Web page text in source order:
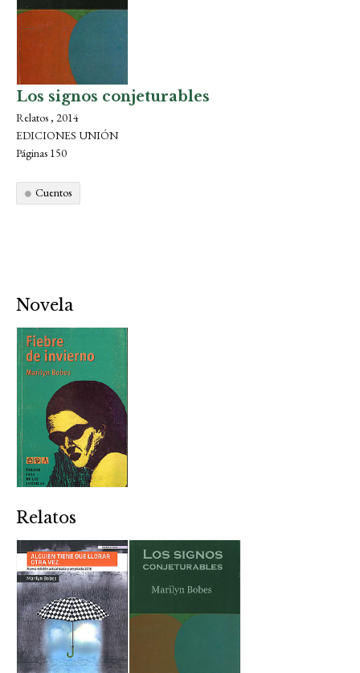
Los signos conjeturables
Relatos , 2014
EDICIONES UNIÓN
Páginas 150
Cuentos
Novela
Relatos